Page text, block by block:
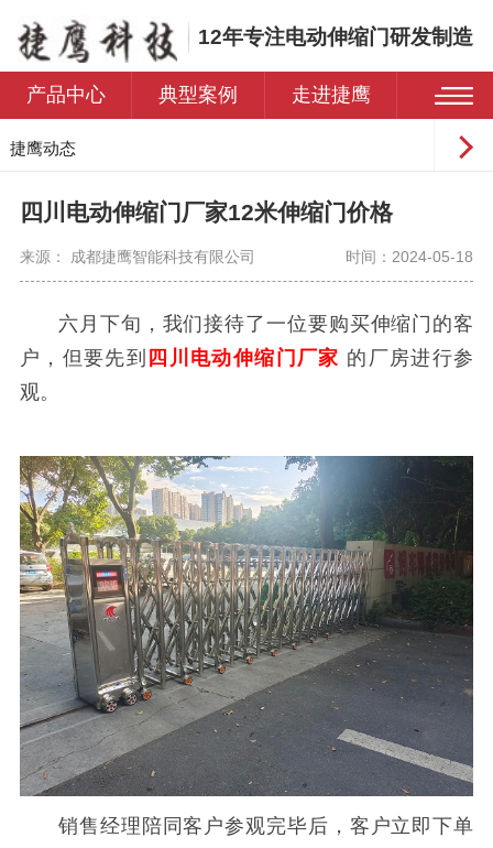
12年专注电动伸缩门研发制造
产品中心 典型案例 走进捷鹰
捷鹰动态
四川电动伸缩门厂家12米伸缩门价格
来源： 成都捷鹰智能科技有限公司 时间：2024-05-18
六月下旬，我们接待了一位要购买伸缩门 的客
户 ，但要先到 四川电动伸缩门厂家 的厂房进行参
观。
销售经理陪同客户参观完毕后，客户立即下单